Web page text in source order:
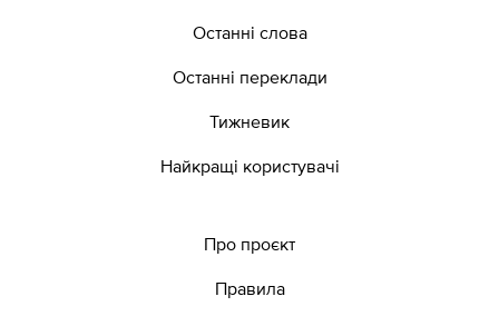
Останні слова
Останні переклади
Тижневик
Найкращі користувачі
Про проєкт
Правила